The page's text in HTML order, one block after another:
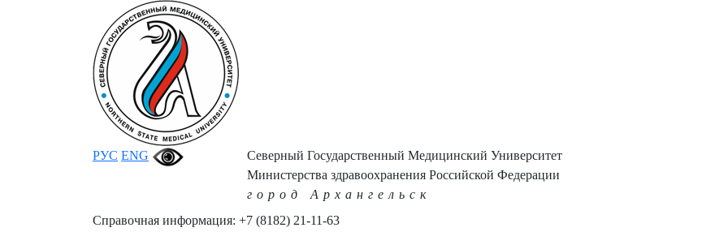
РУС ENG
Северный Государственный Медицинский Университет
Министерства здравоохранения Российской Федерации
город Архангельск
Справочная информация: +7 (8182) 21-11-63